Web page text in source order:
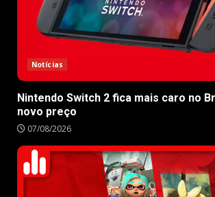
Notícias
Nintendo Switch 2 fica mais caro no
novo preço
07/08/2026